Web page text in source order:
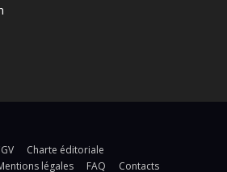
Charte éditoriale
légales FAQ Contacts